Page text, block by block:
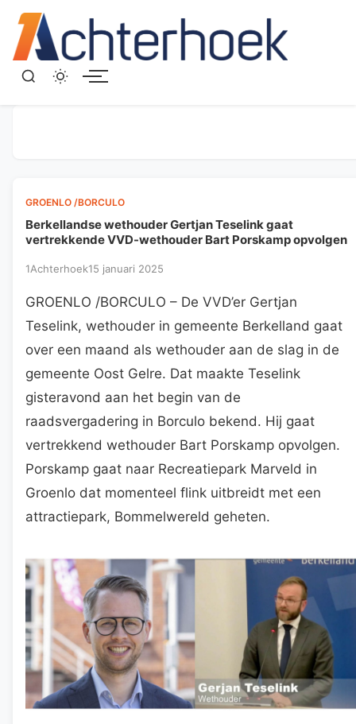
GROENLO /BORCULO
Berkellandse wethouder Gertjan Teselink gaat
vertrekkende VVD-wethouder Bart Porskamp opvolgen
1Achterhoek15 januari 2025
GROENLO /BORCULO – De VVD’er Gertjan
Teselink, wethouder in gemeente Berkelland gaat
over een maand als wethouder aan de slag in de
gemeente Oost Gelre. Dat maakte Teselink
gisteravond aan het begin van de
raadsvergadering in Borculo bekend. Hij gaat
vertrekkend wethouder Bart Porskamp opvolgen.
Porskamp gaat naar Recreatiepark Marveld in
Groenlo dat momenteel flink uitbreidt met een
attractiepark, Bommelwereld geheten.